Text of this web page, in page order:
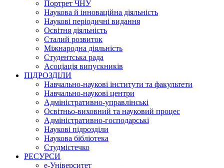
Портрет ЧНУ
Наукова й інноваційна діяльність
Наукові періодичні видання
Освітня діяльність
Сталий розвиток
Міжнародна діяльність
Студентська рада
Асоціація випускників
ПІДРОЗДІЛИ
Навчально-наукові інститути та факультети
Навчально-наукові центри
Адміністративно-управлінські
Освітньо-виховний та науковий процес
Адміністративно-господарські
Наукові підрозділи
Наукова бібліотека
Студмістечко
РЕСУРСИ
е-Університет